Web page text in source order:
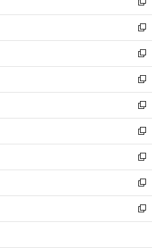
開
く
ド
ウ
で
開
く
い
ウ
ィ
ン
ド
ウ
で
開
く
新
し
い
ウ
ィ
ン
ド
ウ
で
開
く
新
し
い
ウ
ィ
ン
ド
ウ
で
開
く
新
し
い
ウ
ィ
ン
ド
ウ
で
開
く
新
し
い
ウ
ィ
ン
ド
ウ
で
開
く
新
し
い
ウ
ィ
ン
ド
ウ
で
開
新
し
い
ウ
ィ
ン
ド
ウ
新
し
い
ウ
ィ
ン
新
し
い
ウ
新
し